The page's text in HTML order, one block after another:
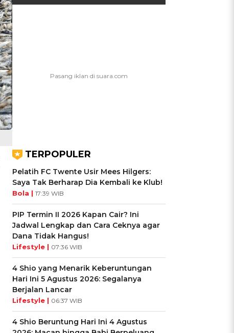
TERPOPULER
Pelatih FC Twente Usir Mees Hilgers:
Saya Tak Berharap Dia Kembali ke Klub!
Bola | 17:39 WIB
PIP Termin II 2026 Kapan Cair? Ini
Jadwal Lengkap dan Cara Ceknya agar
Dana Tidak Hangus!
Lifestyle | 07:36 WIB
4 Shio yang Menarik Keberuntungan
Hari Ini 5 Agustus 2026: Segalanya
Berjalan Lancar
Lifestyle | 06:37 WIB
4 Shio Beruntung Hari Ini 4 Agustus